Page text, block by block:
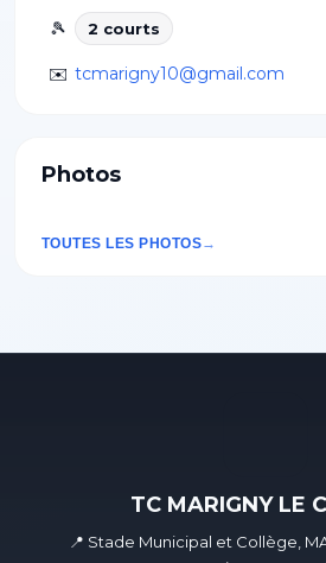
🎾
2 courts
✉️ tcmarigny10@gmail.com
Photos
TOUTES LES PHOTOS
TC MARIGNY LE
📍 Stade Municipal et Collège,